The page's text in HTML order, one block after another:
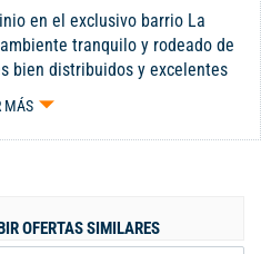
en el exclusivo barrio La
tranquilo y rodeado de
bien distribuidos y excelentes
de 150m2 de área
casas más grandes del
cuenta con una cocina
y zona de oficios. El
MÁS
OFERTAS SIMILARES